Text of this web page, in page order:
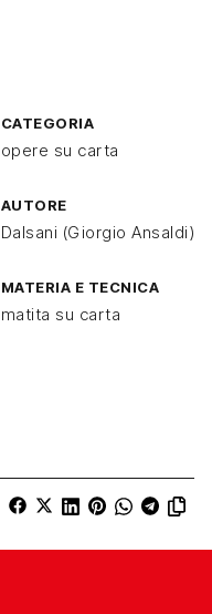
CATEGORIA
opere su carta
AUTORE
Dalsani (Giorgio Ansaldi)
MATERIA E TECNICA
matita su carta